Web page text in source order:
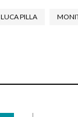
LUCA PILLA